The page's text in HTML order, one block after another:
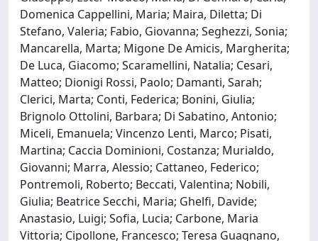
Domenica Cappellini, Maria; Maira, Diletta; Di
Stefano, Valeria; Fabio, Giovanna; Seghezzi, Sonia;
Mancarella, Marta; Migone De Amicis, Margherita;
De Luca, Giacomo; Scaramellini, Natalia; Cesari,
Matteo; Dionigi Rossi, Paolo; Damanti, Sarah;
Clerici, Marta; Conti, Federica; Bonini, Giulia;
Brignolo Ottolini, Barbara; Di Sabatino, Antonio;
Miceli, Emanuela; Vincenzo Lenti, Marco; Pisati,
Martina; Caccia Dominioni, Costanza; Murialdo,
Giovanni; Marra, Alessio; Cattaneo, Federico;
Pontremoli, Roberto; Beccati, Valentina; Nobili,
Giulia; Beatrice Secchi, Maria; Ghelfi, Davide;
Anastasio, Luigi; Sofia, Lucia; Carbone, Maria
Vittoria; Cipollone, Francesco; Teresa Guagnano,